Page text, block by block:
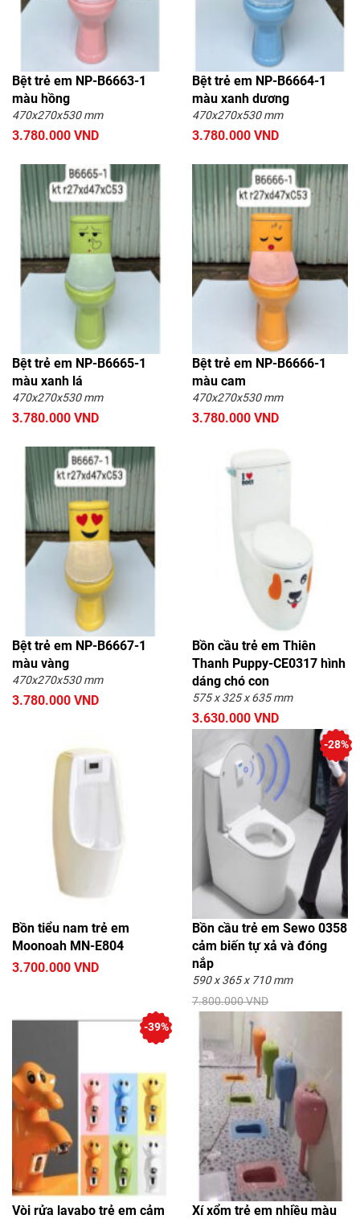
Bệt trẻ em NP-B6663-1
màu hồng
470x270x530 mm
3.780.000 VND
Bệt trẻ em NP-B6664-1
màu xanh dương
470x270x530 mm
3.780.000 VND
Bệt trẻ em NP-B6665-1
màu xanh lá
470x270x530 mm
3.780.000 VND
Bệt trẻ em NP-B6666-1
màu cam
470x270x530 mm
3.780.000 VND
Bệt trẻ em NP-B6667-1
màu vàng
470x270x530 mm
3.780.000 VND
Bồn cầu trẻ em Thiên
Thanh Puppy-CE0317 hình
dáng chó con
575 x 325 x 635 mm
3.630.000 VND
Bồn tiểu nam trẻ em
Moonoah MN-E804
3.700.000 VND
Bồn cầu trẻ em Sewo 0358
cảm biến tự xả và đóng
nắp
590 x 365 x 710 mm
7.800.000 VND
5.600.000 VND
-28%
Vòi rửa lavabo trẻ em cảm
-39%
Xí xổm trẻ em nhiều màu